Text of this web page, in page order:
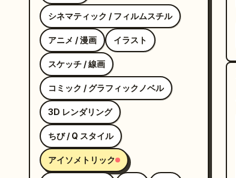
シネマティック / フィルムスチル
アニメ / 漫画 イラスト
スケッチ / 線画
コミック / グラフィックノベル
3D レンダリング
ちび / Q スタイル
アイソメトリック